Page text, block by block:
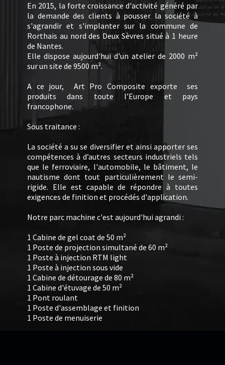
En 2015, la forte croissance d'activité généré par
la demande des clients à pousser la société à
s'agrandir et s'implanter sur la commune de
Rorthais au nord des Deux Sèvres situé à 1 heure
de Nantes.
Elle dispose aujourd'hui d'un atelier de 2000 m²
sur un site de 9500 m².
A ce jour, Art Pro Composite exporte ses
produits dans toute l’Europe et pays
francophone.
Sous traitance :
La société a su se diversifier et ainsi apporter ses
compétences à d’autres secteurs industriels tels
que le ferroviaire, l'automobile, le bâtiment, le
nautisme dont tout particulièrement le semi-
rigide. Elle est capable de répondre à toutes
exigences de finition et procédés d'application.
Notre parc machine c'est aujourd'hui agrandi :
1 Cabine de gel coat de 50 m²
1 Poste de projection simultané de 60 m²
1 Poste à injection RTM light
1 Poste à injection sous vide
1 Cabine de détourage de 80 m²
1 Cabine d'étuvage de 50 m²
1 Pont roulant
1 Poste d'assemblage et finition
1 Poste de menuiserie